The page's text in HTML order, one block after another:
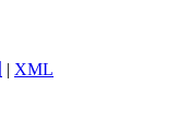
| XML